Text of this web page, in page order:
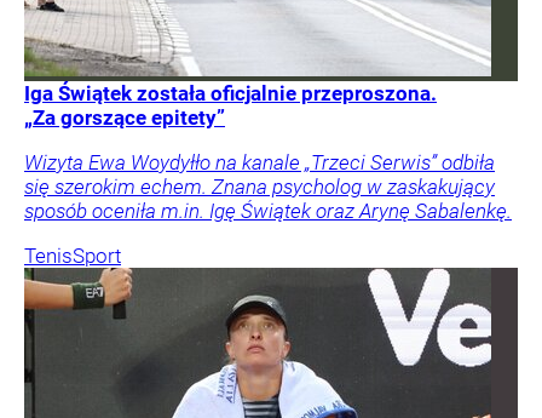
Iga Świątek została oficjalnie przeproszona.
„Za gorszące epitety”
Wizyta Ewa Woydyłło na kanale „Trzeci Serwis” odbiła
się szerokim echem. Znana psycholog w zaskakujący
sposób oceniła m.in. Igę Świątek oraz Arynę Sabalenkę.
TenisSport